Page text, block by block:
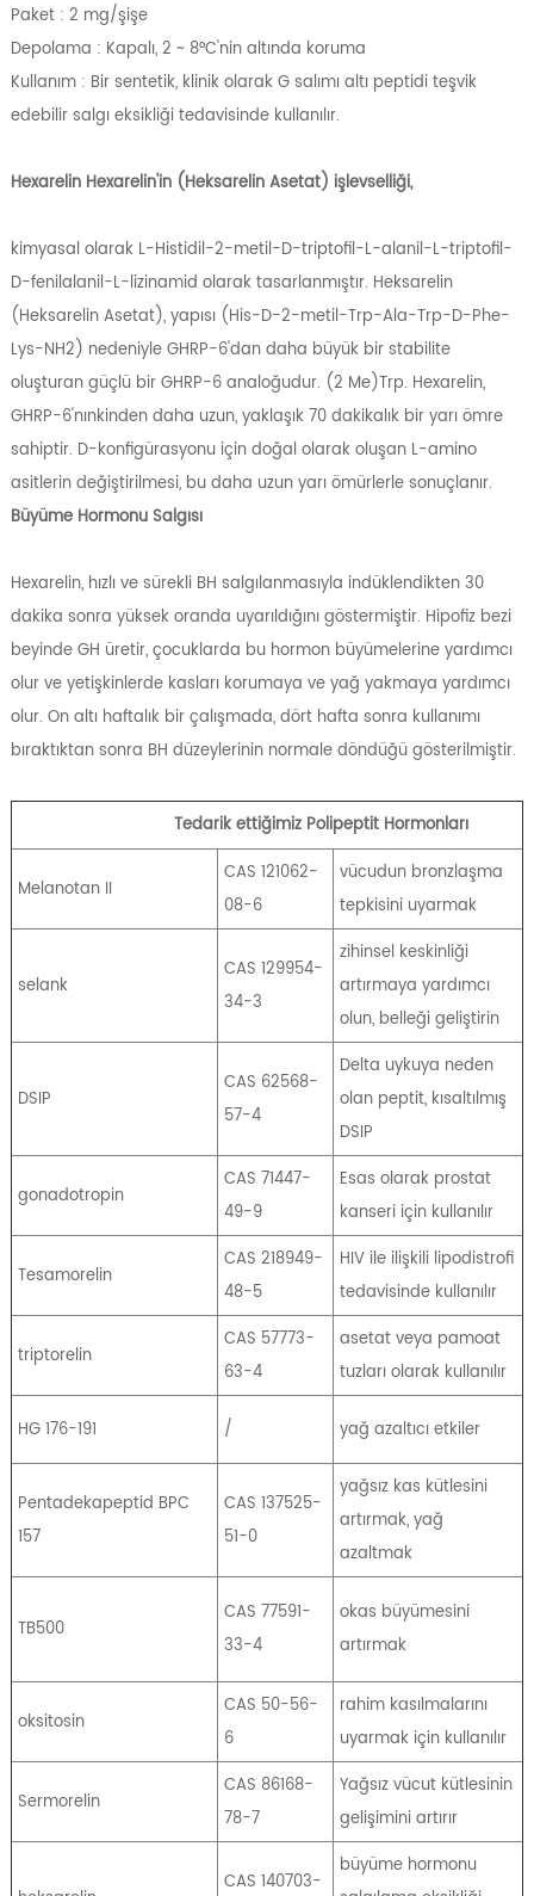
Paket : 2 mg/şişe
Depolama : Kapalı, 2 ~ 8°C'nin altında koruma
Kullanım : Bir sentetik, klinik olarak G salımı altı peptidi teşvik
edebilir salgı eksikliği tedavisinde kullanılır.
Hexarelin Hexarelin'in (Heksarelin Asetat) işlevselliği,
kimyasal olarak L-Histidil-2-metil-D-triptofil-L-alanil-L-triptofil-
D-fenilalanil-L-lizinamid olarak tasarlanmıştır. Heksarelin
(Heksarelin Asetat), yapısı (His-D-2-metil-Trp-Ala-Trp-D-Phe-
Lys-NH2) nedeniyle GHRP-6'dan daha büyük bir stabilite
oluşturan güçlü bir GHRP-6 analoğudur. (2 Me)Trp. Hexarelin,
GHRP-6'nınkinden daha uzun, yaklaşık 70 dakikalık bir yarı ömre
sahiptir. D-konfigürasyonu için doğal olarak oluşan L-amino
asitlerin değiştirilmesi, bu daha uzun yarı ömürlerle sonuçlanır.
Büyüme Hormonu Salgısı
Hexarelin, hızlı ve sürekli BH salgılanmasıyla indüklendikten 30
dakika sonra yüksek oranda uyarıldığını göstermiştir. Hipofiz bezi
beyinde GH üretir, çocuklarda bu hormon büyümelerine yardımcı
olur ve yetişkinlerde kasları korumaya ve yağ yakmaya yardımcı
olur. On altı haftalık bir çalışmada, dört hafta sonra kullanımı
bıraktıktan sonra BH düzeylerinin normale döndüğü gösterilmiştir.
Tedarik ettiğimiz Polipeptit Hormonları
Melanotan II
CAS 121062-
08-6
vücudun bronzlaşma
tepkisini uyarmak
selank
CAS 129954-
34-3
zihinsel keskinliği
artırmaya yardımcı
olun, belleği geliştirin
DSIP
CAS 62568-
57-4
Delta uykuya neden
olan peptit, kısaltılmış
DSIP
gonadotropin
CAS 71447-
49-9
Esas olarak prostat
kanseri için kullanılır
Tesamorelin
CAS 218949-
48-5
HIV ile ilişkili lipodistrofi
tedavisinde kullanılır
triptorelin
CAS 57773-
63-4
asetat veya pamoat
tuzları olarak kullanılır
HG 176-191 / yağ azaltıcı etkiler
Pentadekapeptid BPC
157
CAS 137525-
51-0
yağsız kas kütlesini
artırmak, yağ
azaltmak
TB500
CAS 77591-
33-4
okas büyümesini
artırmak
oksitosin
CAS 50-56-
6
rahim kasılmalarını
uyarmak için kullanılır
Sermorelin
CAS 86168-
78-7
Yağsız vücut kütlesinin
gelişimini artırır
CAS 140703-
büyüme hormonu